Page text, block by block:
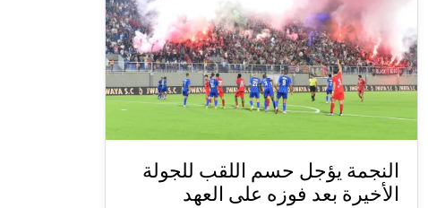
النجمة يؤجل حسم اللقب للجولة
الأخيرة بعد فوزه على العهد